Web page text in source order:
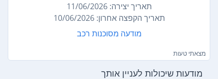
תאריך יצירה: 11/06/2026
תאריך הקפצה אחרון: 10/06/2026
מודעה מסוכנות רכב
מצאתי טעות
מודעות שיכולות לעניין אותך